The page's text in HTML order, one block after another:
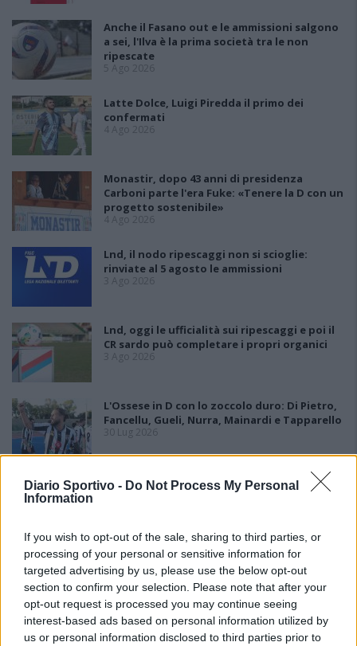
Diario Sportivo - Do Not Process My Personal
Information
If you wish to opt-out of the sale, sharing to third parties, or
processing of your personal or sensitive information for
targeted advertising by us, please use the below opt-out
section to confirm your selection. Please note that after your
opt-out request is processed you may continue seeing
interest-based ads based on personal information utilized by
us or personal information disclosed to third parties prior to
Anche il Fasano out e le ammissioni salgono
a sei, l'Ilva è la prima società tra le non
ripescate
5 Ago 2026
Latte Dolce, Luigi Piredda il primo dei
confermati
4 Ago 2026
Monastir, dopo 43 anni di presidenza
Carboni parte l'era Fuke: «Tenere la D con un
progetto sostenibile»
4 Ago 2026
Lnd, il nodo ripescaggi non si scioglie:
rinviate al 5 agosto le ammissioni
3 Ago 2026
Lnd, oggi le ufficialità sui ripescaggi e poi il
CR sardo può completare i propri organici
3 Ago 2026
L'Ossese in D con lo zoccolo duro: Di Pietro,
Fancellu, Gueli, Nurra, Mainardi e Tapparello
30 Lug 2026
Latte Dolce, Andrea Grigoras è il nuovo ds
29 Lug 2026